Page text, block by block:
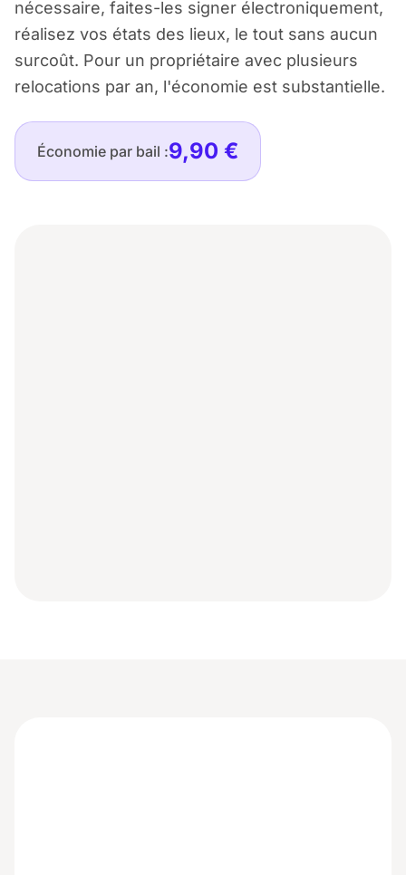
nécessaire, faites-les signer électroniquement,
réalisez vos états des lieux, le tout sans aucun
surcoût. Pour un propriétaire avec plusieurs
relocations par an, l'économie est substantielle.
Économie par bail :9,90 €